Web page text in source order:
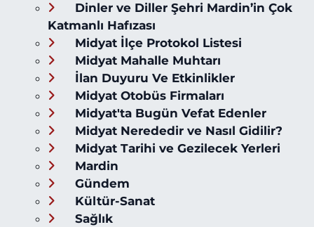
Dinler ve Diller Şehri Mardin’in Çok
Katmanlı Hafızası
Midyat İlçe Protokol Listesi
Midyat Mahalle Muhtarı
İlan Duyuru Ve Etkinlikler
Midyat Otobüs Firmaları
Midyat'ta Bugün Vefat Edenler
Midyat Nerededir ve Nasıl Gidilir?
Midyat Tarihi ve Gezilecek Yerleri
Mardin
Gündem
Kültür-Sanat
Sağlık